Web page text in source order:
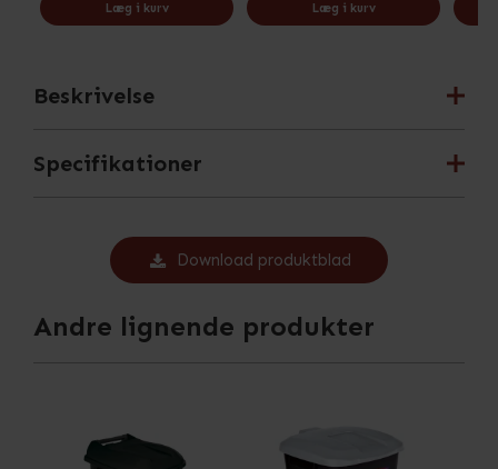
Læg i kurv Læg i kurv
Beskrivelse
Specifikationer
Download produktblad
Andre lignende produkter